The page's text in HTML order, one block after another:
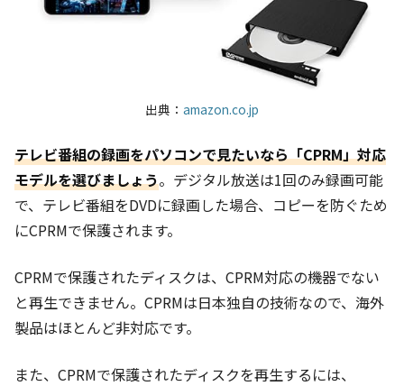
出典： amazon.co.jp
テレビ番組の録画をパソコンで見たいなら「CPRM」対応
モデルを選びましょう。デジタル放送は1回のみ録画可能
で、テレビ番組をDVDに録画した場合、コピーを防ぐため
にCPRMで保護されます。
CPRMで保護されたディスクは、CPRM対応の機器でない
と再生できません。CPRMは日本独自の技術なので、海外
製品はほとんど非対応です。
また、CPRMで保護されたディスクを再生するには、